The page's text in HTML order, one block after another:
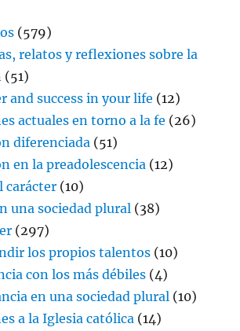
(579)
relatos y reflexiones sobre la
(51)
and success in your life (12)
actuales en torno a la fe (26)
diferenciada (51)
en la preadolescencia (12)
carácter (10)
una sociedad plural (38)
(297)
los propios talentos (10)
con los más débiles (4)
en una sociedad plural (10)
a la Iglesia católica (14)